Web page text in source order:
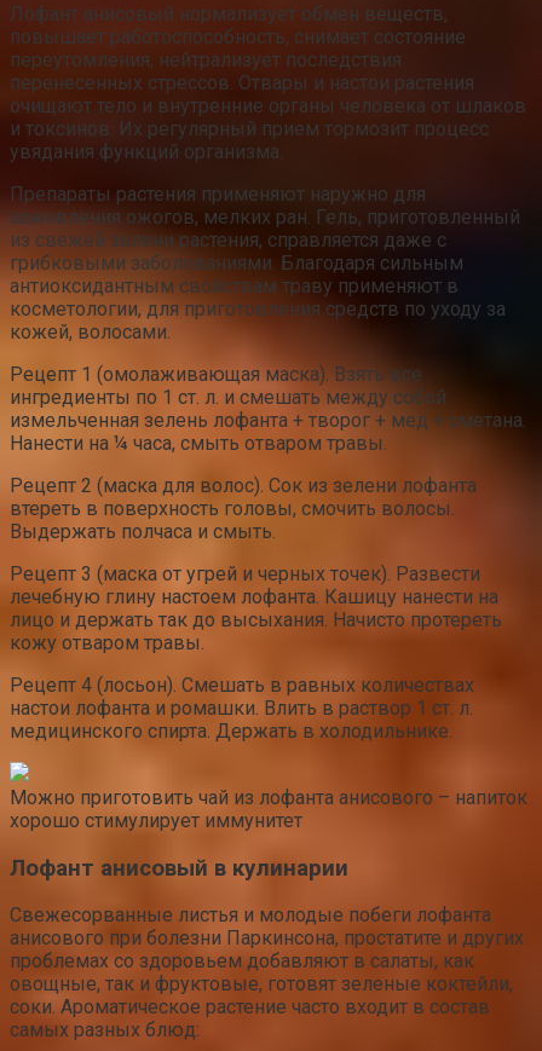
Лофант анисовый нормализует обмен веществ,
повышает работоспособность, снимает состояние
переутомления, нейтрализует последствия
перенесенных стрессов. Отвары и настои растения
очищают тело и внутренние органы человека от шлаков
и токсинов. Их регулярный прием тормозит процесс
увядания функций организма.
Препараты растения применяют наружно для
заживления ожогов, мелких ран. Гель, приготовленный
из свежей зелени растения, справляется даже с
грибковыми заболеваниями. Благодаря сильным
антиоксидантным свойствам траву применяют в
косметологии, для приготовления средств по уходу за
кожей, волосами.
Рецепт 1 (омолаживающая маска). Взять все
ингредиенты по 1 ст. л. и смешать между собой:
измельченная зелень лофанта + творог + мед + сметана.
Нанести на ¼ часа, смыть отваром травы.
Рецепт 2 (маска для волос). Сок из зелени лофанта
втереть в поверхность головы, смочить волосы.
Выдержать полчаса и смыть.
Рецепт 3 (маска от угрей и черных точек). Развести
лечебную глину настоем лофанта. Кашицу нанести на
лицо и держать так до высыхания. Начисто протереть
кожу отваром травы.
Рецепт 4 (лосьон). Смешать в равных количествах
настои лофанта и ромашки. Влить в раствор 1 ст. л.
медицинского спирта. Держать в холодильнике.
Можно приготовить чай из лофанта анисового – напиток
хорошо стимулирует иммунитет
Лофант анисовый в кулинарии
Свежесорванные листья и молодые побеги лофанта
анисового при болезни Паркинсона, простатите и других
проблемах со здоровьем добавляют в салаты, как
овощные, так и фруктовые, готовят зеленые коктейли,
соки. Ароматическое растение часто входит в состав
самых разных блюд: